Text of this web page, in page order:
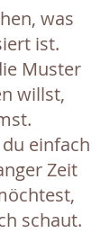
was
ist.
Muster
willst,
einfach
Zeit
schaut.